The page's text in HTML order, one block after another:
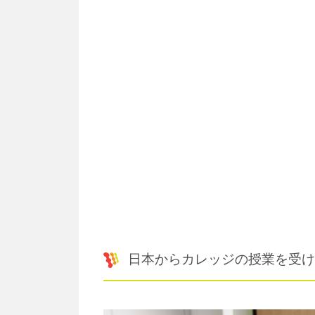
日本からカレッジの授業を受